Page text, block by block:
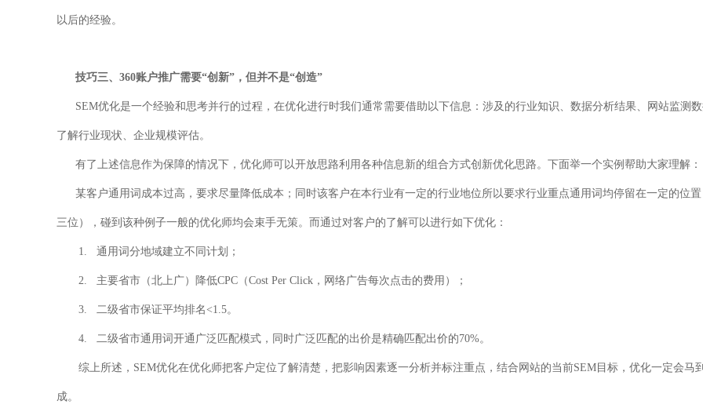
以后的经验。
技巧三、360账户推广需要“创新”，但并不是“创造”
SEM优化是一个经验和思考并行的过程，在优化进行时我们通常需要借助以下信息：涉及的行业知识、数据分析结果、网站监测数
了解行业现状、企业规模评估。
有了上述信息作为保障的情况下，优化师可以开放思路利用各种信息新的组合方式创新优化思路。下面举一个实例帮助大家理解：
某客户通用词成本过高，要求尽量降低成本；同时该客户在本行业有一定的行业地位所以要求行业重点通用词均停留在一定的位
三位），碰到该种例子一般的优化师均会束手无策。而通过对客户的了解可以进行如下优化：
1. 通用词分地域建立不同计划；
2. 主要省市（北上广）降低CPC（Cost Per Click，网络广告每次点击的费用）；
3. 二级省市保证平均排名<1.5。
4. 二级省市通用词开通广泛匹配模式，同时广泛匹配的出价是精确匹配出价的70%。
综上所述，SEM优化在优化师把客户定位了解清楚，把影响因素逐一分析并标注重点，结合网站的当前SEM目标，优化一定会马
成。